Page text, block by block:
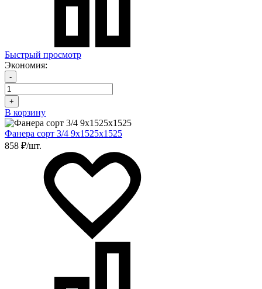
Быстрый просмотр
Экономия:
-
+
В корзину
Фанера сорт 3/4 9х1525х1525
858 ₽/шт.